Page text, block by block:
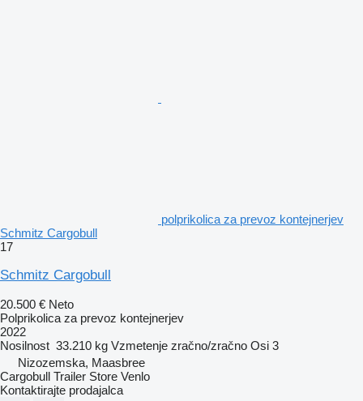
polprikolica za prevoz kontejnerjev
Schmitz Cargobull
17
Schmitz Cargobull
20.500 € Neto
Polprikolica za prevoz kontejnerjev
2022
Nosilnost 33.210 kg Vzmetenje zračno/zračno Osi 3
Nizozemska, Maasbree
Cargobull Trailer Store Venlo
Kontaktirajte prodajalca